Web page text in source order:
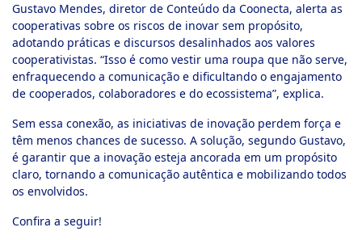
Gustavo Mendes, diretor de Conteúdo da Coonecta, alerta as
cooperativas sobre os riscos de inovar sem propósito,
adotando práticas e discursos desalinhados aos valores
cooperativistas. “Isso é como vestir uma roupa que não serve,
enfraquecendo a comunicação e dificultando o engajamento
de cooperados, colaboradores e do ecossistema”, explica.
Sem essa conexão, as iniciativas de inovação perdem força e
têm menos chances de sucesso. A solução, segundo Gustavo,
é garantir que a inovação esteja ancorada em um propósito
claro, tornando a comunicação autêntica e mobilizando todos
os envolvidos.
Confira a seguir!